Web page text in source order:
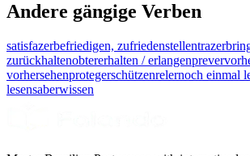
Andere gängige Verben
satisfazerbefriedigen, zufriedenstellentrazer
zurückhaltenobtererhalten / erlangenprever
vorhersehenprotegerschützenrelernoch einmal
lesensaberwissen